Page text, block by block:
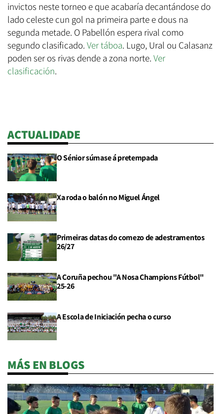
invictos neste torneo e que acabaría decantándose do
lado celeste cun gol na primeira parte e dous na
segunda metade. O Pabellón espera rival como
segundo clasificado. Ver táboa. Lugo, Ural ou Calasanz
poden ser os rivas dende a zona norte. Ver
clasificación.
ACTUALIDADE
O Sénior súmase á pretempada
Xa roda o balón no Miguel Ángel
Primeiras datas do comezo de adestramentos
26/27
A Coruña pechou "A Nosa Champions Fútbol"
25-26
A Escola de Iniciación pecha o curso
MÁS EN BLOGS